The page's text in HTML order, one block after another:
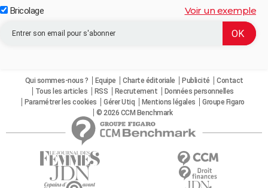
Bricolage Voir un exemple
Qui sommes-nous ? Equipe Charte éditoriale Publicité
Contact
Tous les articles
RSS Recrutement
Données personnelles
Paramétrer les cookies
Gérer Utiq Mentions légales
Groupe Figaro
© 2026 CCM Benchmark